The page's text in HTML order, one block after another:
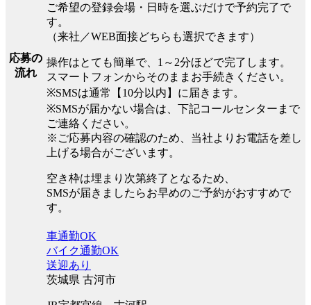
応募の
流れ
ご希望の登録会場・日時を選ぶだけで予約完了で
す。
（来社／WEB面接どちらも選択できます）
操作はとても簡単で、1～2分ほどで完了します。
スマートフォンからそのままお手続きください。
※SMSは通常【10分以内】に届きます。
※SMSが届かない場合は、下記コールセンターまで
ご連絡ください。
※ご応募内容の確認のため、当社よりお電話を差し
上げる場合がございます。
空き枠は埋まり次第終了となるため、
SMSが届きましたらお早めのご予約がおすすめで
す。
車通勤OK
バイク通勤OK
送迎あり
茨城県 古河市